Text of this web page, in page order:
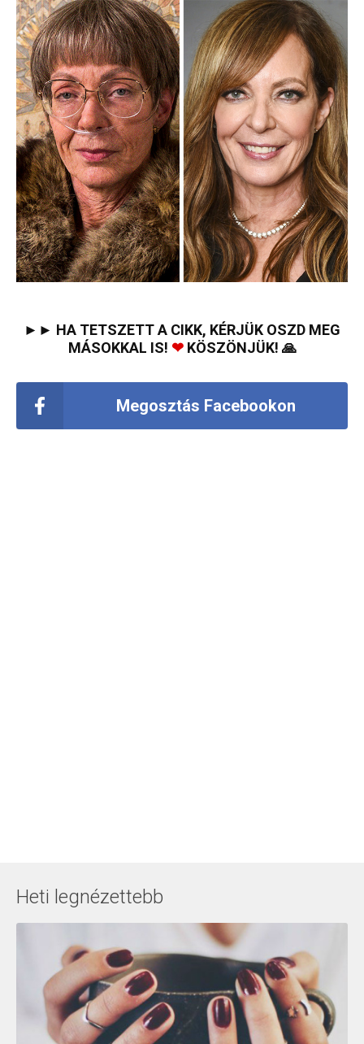
►► HA TETSZETT A CIKK, KÉRJÜK OSZD MEG
MÁSOKKAL IS! ❤KÖSZÖNJÜK! 🙏
Megosztás Facebookon
Heti legnézettebb